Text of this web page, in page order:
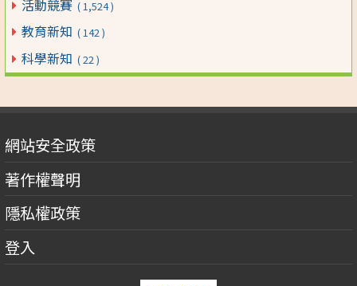
活動競賽 ( 1,524 )
教育新知 ( 142 )
科學新知 ( 22 )
網站安全政策
著作權聲明
隱私權政策
登入